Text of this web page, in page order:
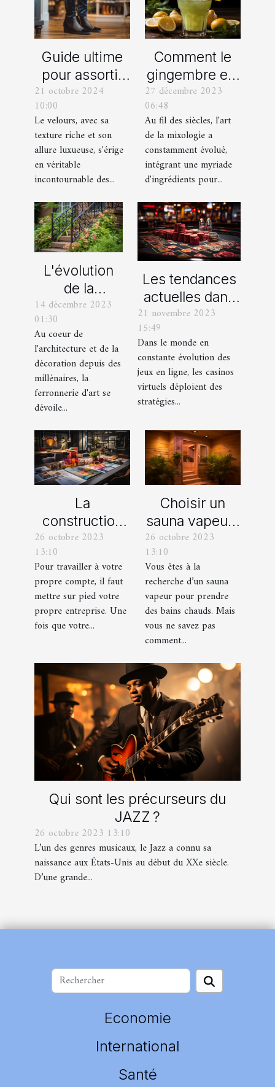
Guide ultime
pour assortir
vos
chaussures
avec des
pantalons en
velours
21 octobre 2024
10:00
Le velours, avec sa
texture riche et son
allure luxueuse, s'érige
en véritable
incontournable des...
Comment le
gingembre est
devenu un
ingrédient clé
dans la
mixologie
moderne
27 décembre 2023
06:48
Au fil des siècles, l'art
de la mixologie a
constamment évolué,
intégrant une myriade
d'ingrédients pour...
L'évolution
de la
ferronnerie
d'art à travers
les siècles
14 décembre 2023
01:30
Au coeur de
l'architecture et de la
décoration depuis des
millénaires, la
ferronnerie d'art se
dévoile...
Les tendances
actuelles dans
les offres
promotionnelles
des casinos en
ligne
21 novembre 2023
15:49
Dans le monde en
constante évolution des
jeux en ligne, les casinos
virtuels déploient des
stratégies...
La
construction
d’une identité
d’entreprise :
que faut-il en
savoir ?
26 octobre 2023
13:10
Pour travailler à votre
propre compte, il faut
mettre sur pied votre
propre entreprise. Une
fois que votre...
Choisir un
sauna vapeur :
comment s’y
prendre ?
26 octobre 2023
13:10
Vous êtes à la
recherche d’un sauna
vapeur pour prendre
des bains chauds. Mais
vous ne savez pas
comment...
Qui sont les précurseurs du
JAZZ ?
26 octobre 2023 13:10
L’un des genres musicaux, le Jazz a connu sa
naissance aux États-Unis au début du XXe siècle.
D’une grande...
Economie
International
Santé